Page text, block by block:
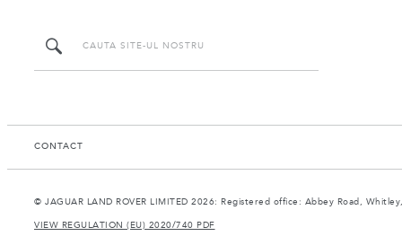
CONTACT
© JAGUAR LAND ROVER LIMITED 2026: Registered office: Abbey Road,
VIEW REGULATION (EU) 2020/740 PDF